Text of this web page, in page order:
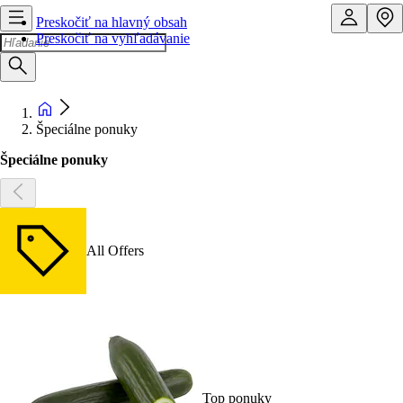
Preskočiť na hlavný obsah
Preskočiť na vyhľadávanie
Špeciálne ponuky
Špeciálne ponuky
All Offers
Top ponuky